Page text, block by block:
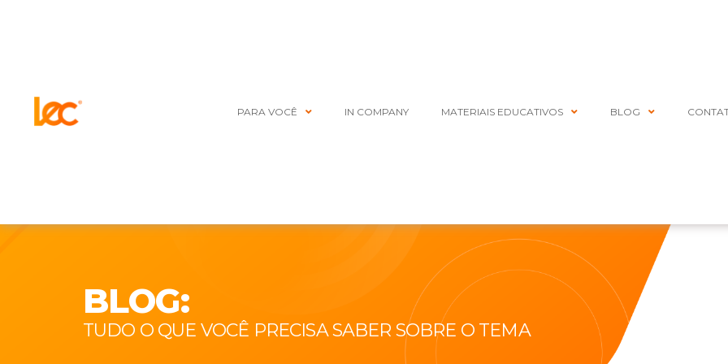
PARA VOCÊ IN COMPANY MATERIAIS EDUCATIVOS BLOG
BLOG:
TUDO O QUE VOCÊ PRECISA SABER SOBRE O TEMA